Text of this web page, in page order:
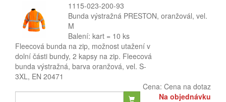
1115-023-200-93
Bunda výstražná PRESTON, oranžovál, vel.
M
Balení: kart = 10 ks
Fleecová bunda na zip, možnost utažení v
dolní části bundy, 2 kapsy na zip. Fleecová
bunda výstražná, barva oranžová, vel. S-
3XL, EN 20471
Cena: Cena na dotaz
Na objednávku